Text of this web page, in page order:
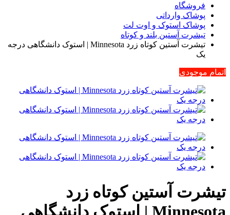
فروشگاه
پوشاک وارداتی
پوشاک استوک و اوت لت
تیشرت آستین بلند و کوتاه
تیشرت آستین کوتاه زرد Minnesota | استوک دانشگاهی درجه
یک
اتمام موجودی
تیشرت آستین کوتاه زرد